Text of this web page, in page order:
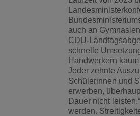
auch an
CDU-
schnelle
Handwerkern
Jeder zehnte
Schülerinnen und
erwerben,
Dauer nicht
werden.